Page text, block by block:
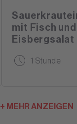
mit Fisch und
Eisbergsalat
1 Stunde
+ MEHR ANZEIGEN